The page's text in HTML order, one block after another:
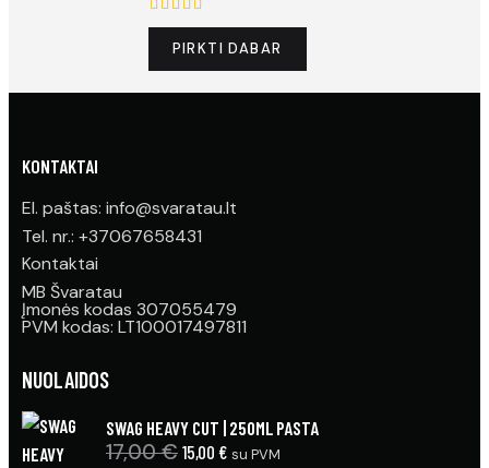
Įvertinimas:
5.00PIRKTI DABAR
KONTAKTAI
El. paštas: info@svaratau.lt
Tel. nr.: +37067658431
Kontaktai
MB Švaratau
Įmonės kodas 307055479
PVM kodas: LT100017497811
NUOLAIDOS
SWAG HEAVY CUT | 250ML PASTA
17,00€ 15,00 € su PVM